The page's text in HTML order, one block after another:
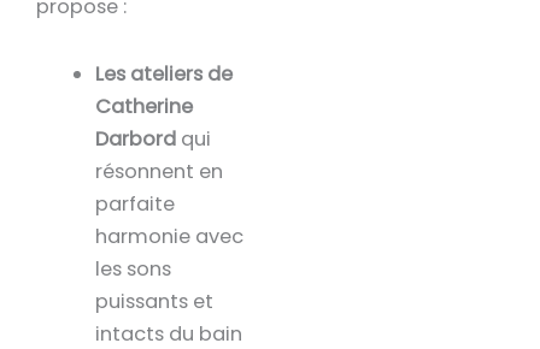
propose :
Les ateliers de
Catherine
Darbord qui
résonnent en
parfaite
harmonie avec
les sons
puissants et
intacts du bain